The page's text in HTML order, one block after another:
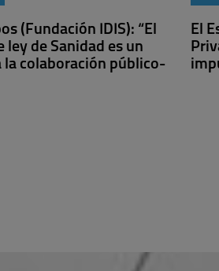
(Fundación IDIS): “El
de Sanidad es un
colaboración público-
El